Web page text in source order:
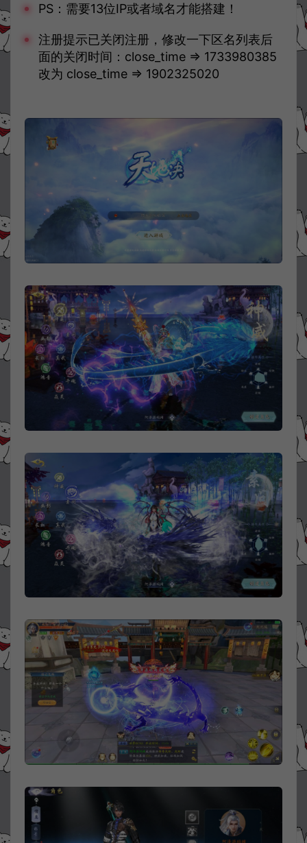
PS：需要13位IP或者域名才能搭建！
注册提示已关闭注册，修改一下区名列表后
面的关闭时间：close_time => 1733980385
改为 close_time => 1902325020